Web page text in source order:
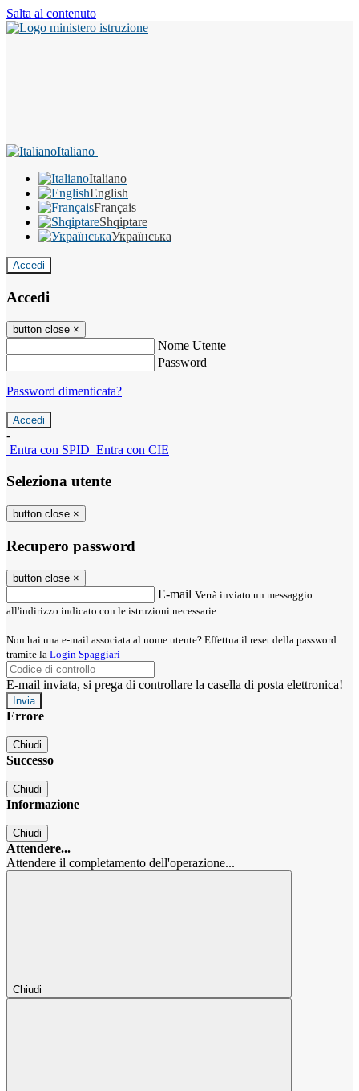
Salta al contenuto
Italiano
Italiano
English
Français
Shqiptare
Українська
Accedi
Accedi
button close ×
Nome Utente
Password
Password dimenticata?
-
Entra con SPID Entra con CIE
Seleziona utente
button close ×
Recupero password
button close ×
E-mail Verrà inviato un messaggio
all'indirizzo indicato con le istruzioni necessarie.
Non hai una e-mail associata al nome utente? Effettua il reset della password
tramite la Login Spaggiari
E-mail inviata, si prega di controllare la casella di posta elettronica!
Errore
Chiudi
Successo
Chiudi
Informazione
Chiudi
Attendere...
Attendere il completamento dell'operazione...
Chiudi